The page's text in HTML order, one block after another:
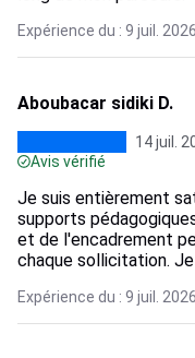
Expérience du : 9 juil. 2026
Aboubacar sidiki D.
14 juil.
Avis vérifié
Je suis entièrement
supports
et de l'encadrement
chaque sollicitation.
Expérience du : 9 juil. 2026